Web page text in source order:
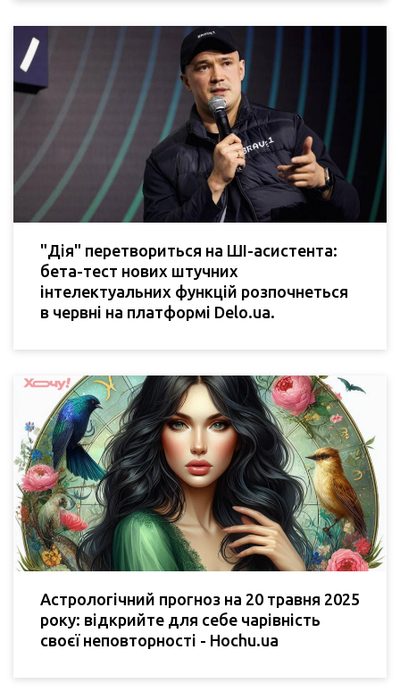
"Дія" перетвориться на ШІ-асистента:
бета-тест нових штучних
інтелектуальних функцій розпочнеться
в червні на платформі Delo.ua.
Астрологічний прогноз на 20 травня 2025
року: відкрийте для себе чарівність
своєї неповторності - Hochu.ua